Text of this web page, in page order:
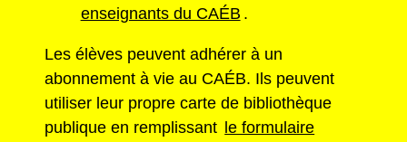
enseignants du CAÉB .
Les élèves peuvent adhérer à un
abonnement à vie au CAÉB. Ils peuvent
utiliser leur propre carte de bibliothèque
publique en remplissant le formulaire